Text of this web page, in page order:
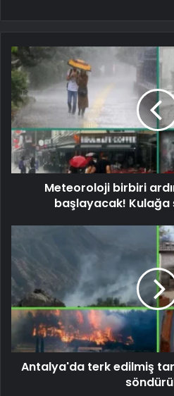
Meteoroloji birbiri
başlayacak!
Antalya'da terk edilmiş